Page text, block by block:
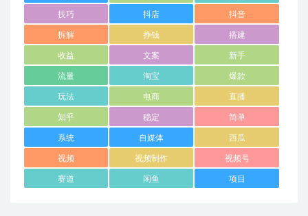
技巧 抖店 抖音
拆解 挣钱 搭建
收益 文案 新手
流量 淘宝 爆款
玩法 电商 直播
知乎 稳定 简单
系统 自媒体 西瓜
视频 视频制作 视频号
赛道 闲鱼 项目